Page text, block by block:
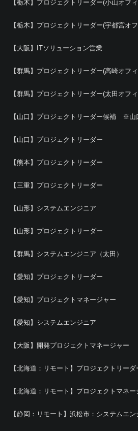
【栃木】プロジェクトリーダー(小山オフ
【栃木】プロジェクトリーダー(宇都宮オ
【大阪】ITソリューション営業
【群馬】プロジェクトリーダー(高崎オフ
【群馬】プロジェクトリーダー(太田オフ
【山口】プロジェクトリーダー候補 ※山
【山口】プロジェクトリーダー
【熊本】プロジェクトリーダー
【三重】プロジェクトリーダー
【山形】システムエンジニア
【山形】プロジェクトリーダー
【群馬】システムエンジニア（太田）
【愛知】プロジェクトリーダー
【愛知】プロジェクトマネージャー
【愛知】システムエンジニア
【大阪】開発プロジェクトマネージャー
【北海道：リモート】プロジェクトリーダ
【北海道：リモート】プロジェクトマネー
【静岡：リモート】浜松市：システムエン